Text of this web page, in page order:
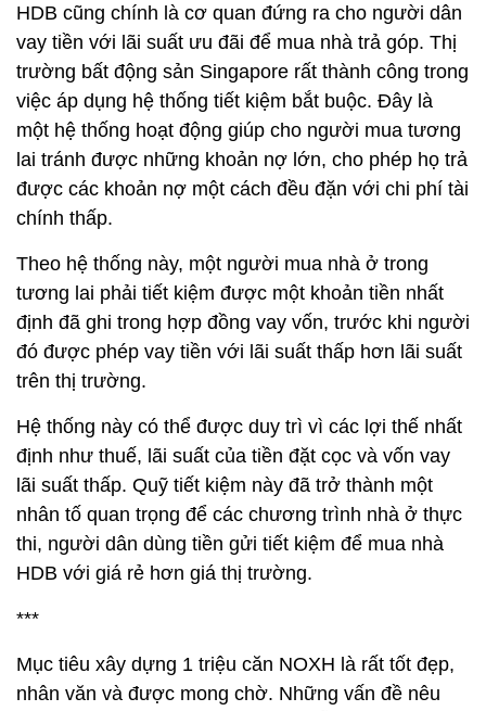
HDB cũng chính là cơ quan đứng ra cho người dân
vay tiền với lãi suất ưu đãi để mua nhà trả góp. Thị
trường bất động sản Singapore rất thành công trong
việc áp dụng hệ thống tiết kiệm bắt buộc. Đây là
một hệ thống hoạt động giúp cho người mua tương
lai tránh được những khoản nợ lớn, cho phép họ trả
được các khoản nợ một cách đều đặn với chi phí tài
chính thấp.
Theo hệ thống này, một người mua nhà ở trong
tương lai phải tiết kiệm được một khoản tiền nhất
định đã ghi trong hợp đồng vay vốn, trước khi người
đó được phép vay tiền với lãi suất thấp hơn lãi suất
trên thị trường.
Hệ thống này có thể được duy trì vì các lợi thế nhất
định như thuế, lãi suất của tiền đặt cọc và vốn vay
lãi suất thấp. Quỹ tiết kiệm này đã trở thành một
nhân tố quan trọng để các chương trình nhà ở thực
thi, người dân dùng tiền gửi tiết kiệm để mua nhà
HDB với giá rẻ hơn giá thị trường.
***
Mục tiêu xây dựng 1 triệu căn NOXH là rất tốt đẹp,
nhân văn và được mong chờ. Những vấn đề nêu